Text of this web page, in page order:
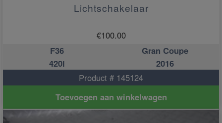
Lichtschakelaar
€100.00
F36
Gran Coupe
420i
2016
Product # 145124
Toevoegen aan winkelwagen